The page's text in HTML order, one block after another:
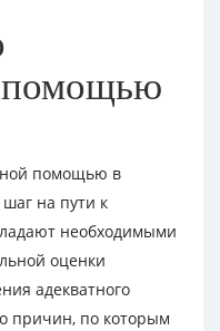
помощью
помощью в
на пути к
необходимыми
оценки
адекватного
причин, по которым